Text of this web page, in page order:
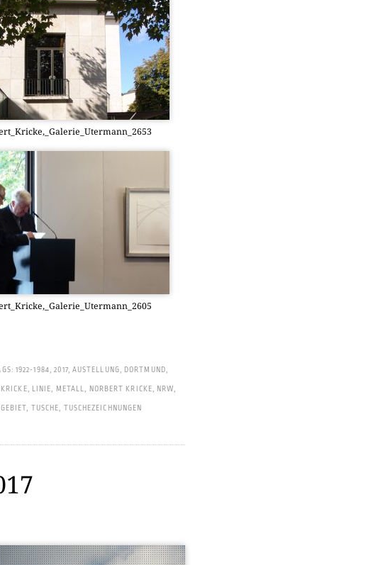
1922-1984,2017, AUSTELLUNG, DORTMUND,
KRICKE, LINIE, METALL, NORBERT KRICKE, NRW,
, TUSCHE, TUSCHEZEICHNUNGEN